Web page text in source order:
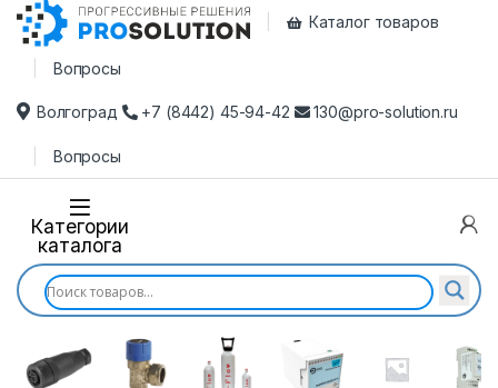
Перейти к навигации
Перейти к содержимому
Каталог товаров
Вопросы
Волгоград +7 (8442) 45-94-42 130@pro-solution.ru
Вопросы
Категории
каталога